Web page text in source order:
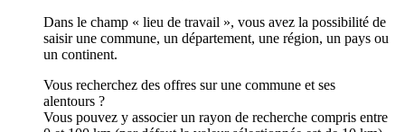
Dans le champ « lieu de travail », vous avez la possibilité de
saisir une commune, un département, une région, un pays ou
un continent.
Vous recherchez des offres sur une commune et ses
alentours ?
Vous pouvez y associer un rayon de recherche compris entre